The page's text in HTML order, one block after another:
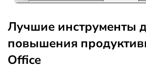
Лучшие инструменты
повышения
Office